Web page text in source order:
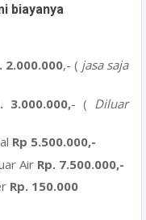
biayanya
2.000.000,- ( jasa saja
3.000.000,- ( Diluar
Rp 5.500.000,-
Air Rp. 7.500.000,-
Rp. 150.000